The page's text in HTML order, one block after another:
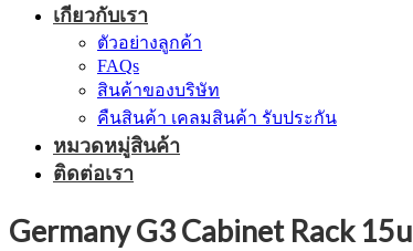
เกียวกับเรา
ตัวอย่างลูกค้า
FAQs
สินค้าของบริษัท
คืนสินค้า เคลมสินค้า รับประกัน
หมวดหมู่สินค้า
ติดต่อเรา
Germany G3 Cabinet Rack 15u